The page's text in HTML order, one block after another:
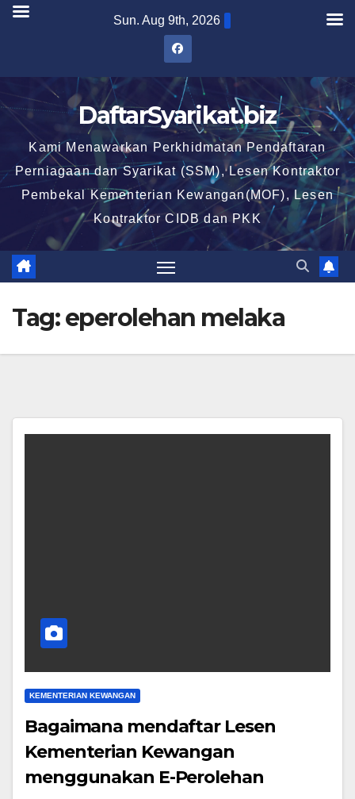
Skip
Sun. Aug 9th, 2026
DaftarSyarikat.biz
Kami Menawarkan Perkhidmatan Pendaftaran
Perniagaan dan Syarikat (SSM), Lesen Kontraktor
Pembekal Kementerian Kewangan(MOF), Lesen
Kontraktor CIDB dan PKK
Tag:eperolehan melaka
KEMENTERIAN KEWANGAN
Bagaimana mendaftar Lesen
Kementerian Kewangan
menggunakan E-Perolehan